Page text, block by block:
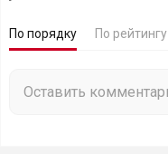
По порядку По рейтингу